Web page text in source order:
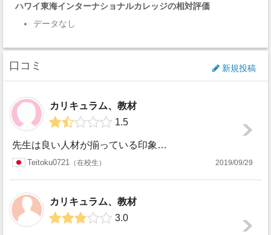
ハワイ東海インターナショナルカレッジの相対評価
データなし
口コミ 新規投稿
カリキュラム、教材
1.5
先生は良い人材が揃っている印象です。しかし、学校のまわりになにも娯楽施設がなく、交通手段も限られているのでとても不便です。正直、生徒のほとんどが日本人なの...
Teitoku0721 在校生 2019/09/29
カリキュラム、教材
3.0